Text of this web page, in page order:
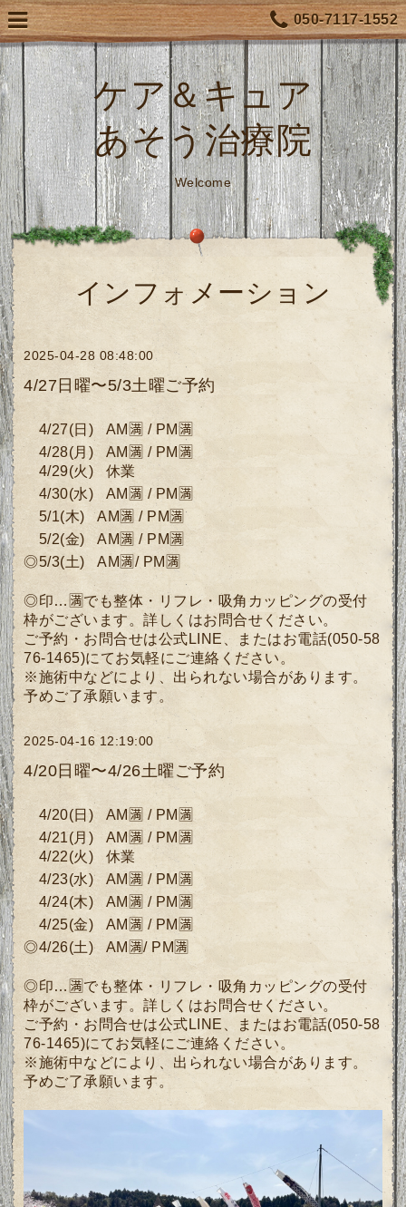
050-7117-1552
ケア＆キュア
あそう治療院
Welcome
インフォメーション
2025-04-28 08:48:00
4/27日曜〜5/3土曜ご予約
4/27(日 )AM🈵 / PM🈵
4/28(月) AM🈵 / PM🈵
4/29(火) 休業
4/30(水) AM🈵 / PM 🈵
5/1(木)AM🈵 / PM🈵
5/2(金)AM🈵 / PM🈵
◎5/3(土)AM🈵/ PM🈵
◎印…🈵でも整体・リフレ・吸角カッピングの受付
枠がございます。詳しくはお問合せください。
ご予約・お問合せは公式LINE、またはお電話(050-58
76-1465)にてお気軽にご連絡ください。
※施術中などにより、出られない場合があります。
予めご了承願います。
2025-04-16 12:19:00
4/20日曜〜4/26土曜ご予約
4/20(日 ) AM🈵 / PM🈵
4/21(月) AM🈵 / PM🈵
4/22(火) 休業
4/23(水) AM🈵 / PM🈵
4/24(木) AM🈵 / PM🈵
4/25(金) AM🈵 / PM🈵
◎4/26(土) AM🈵/ PM🈵
◎印…🈵でも整体・リフレ・吸角カッピングの受付
枠がございます。詳しくはお問合せください。
ご予約・お問合せは公式LINE、またはお電話(050-58
76-1465)にてお気軽にご連絡ください。
※施術中などにより、出られない場合があります。
予めご了承願います。